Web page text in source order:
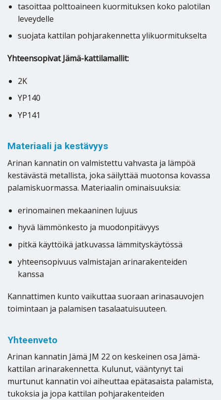
tasoittaa polttoaineen kuormituksen koko palotilan
leveydelle
suojata kattilan pohjarakennetta ylikuormitukselta
Yhteensopivat Jämä-kattilamallit:
2K
YP140
YP141
Materiaali ja kestävyys
Arinan kannatin on valmistettu vahvasta ja lämpöä
kestävästä metallista, joka säilyttää muotonsa kovassa
palamiskuormassa. Materiaalin ominaisuuksia:
erinomainen mekaaninen lujuus
hyvä lämmönkesto ja muodonpitävyys
pitkä käyttöikä jatkuvassa lämmityskäytössä
yhteensopivuus valmistajan arinarakenteiden
kanssa
Kannattimen kunto vaikuttaa suoraan arinasauvojen
toimintaan ja palamisen tasalaatuisuuteen.
Yhteenveto
Arinan kannatin Jämä JM 22 on keskeinen osa Jämä-
kattilan arinarakennetta. Kulunut, vääntynyt tai
murtunut kannatin voi aiheuttaa epätasaista palamista,
tukoksia ja jopa kattilan pohjarakenteiden